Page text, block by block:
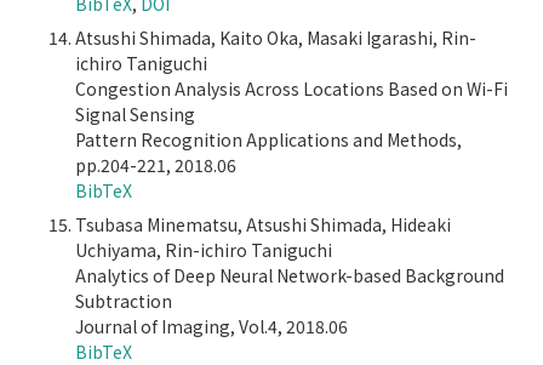
Atsushi Shimada, Kaito Oka, Masaki Igarashi, Rin-
ichiro Taniguchi
Congestion Analysis Across Locations Based on Wi-Fi
Signal Sensing
Pattern Recognition Applications and Methods,
pp.204-221, 2018.06
BibTeX
Tsubasa Minematsu, Atsushi Shimada, Hideaki
Uchiyama, Rin-ichiro Taniguchi
Analytics of Deep Neural Network-based Background
Subtraction
Journal of Imaging, Vol.4, 2018.06
BibTeX